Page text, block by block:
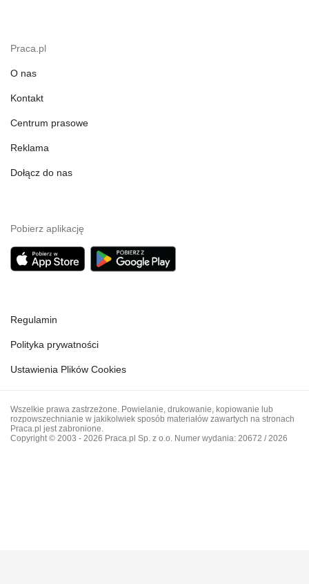
Praca.pl
O nas
Kontakt
Centrum prasowe
Reklama
Dołącz do nas
Pobierz aplikację
Regulamin
Polityka prywatności
Ustawienia Plików Cookies
Wszelkie prawa zastrzeżone. Powielanie, drukowanie, kopiowanie lub
rozpowszechnianie w jakikolwiek sposób materiałów zawartych na stronach
Praca.pl jest zabronione.
Copyright © 2003 - 2026 Praca.pl Sp. z o.o. Numer wydania: 20672 / 2026